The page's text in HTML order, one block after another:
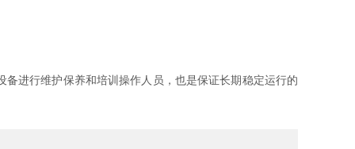
进行维护保养和培训操作人员，也是保证长期稳定运行的